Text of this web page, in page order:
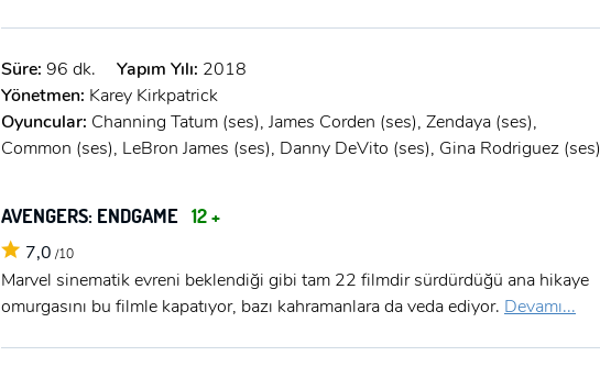
Süre: 96 dk. Yapım Yılı: 2018
Yönetmen: Karey Kirkpatrick
Oyuncular: Channing Tatum (ses), James Corden (ses), Zendaya (ses),
Common (ses), LeBron James (ses), Danny DeVito (ses), Gina Rodriguez (ses)
AVENGERS: ENDGAME 12 +
7,0 /10
Marvel sinematik evreni beklendiği gibi tam 22 filmdir sürdürdüğü ana hikaye
omurgasını bu filmle kapatıyor, bazı kahramanlara da veda ediyor. Devamı...